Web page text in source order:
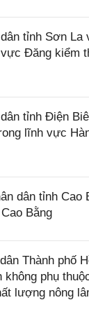
tỉnh Sơn
Đăng kiểm
tỉnh Điện
lĩnh vực
dân tỉnh
Bằng
Thành phố
phụ
lượng nông